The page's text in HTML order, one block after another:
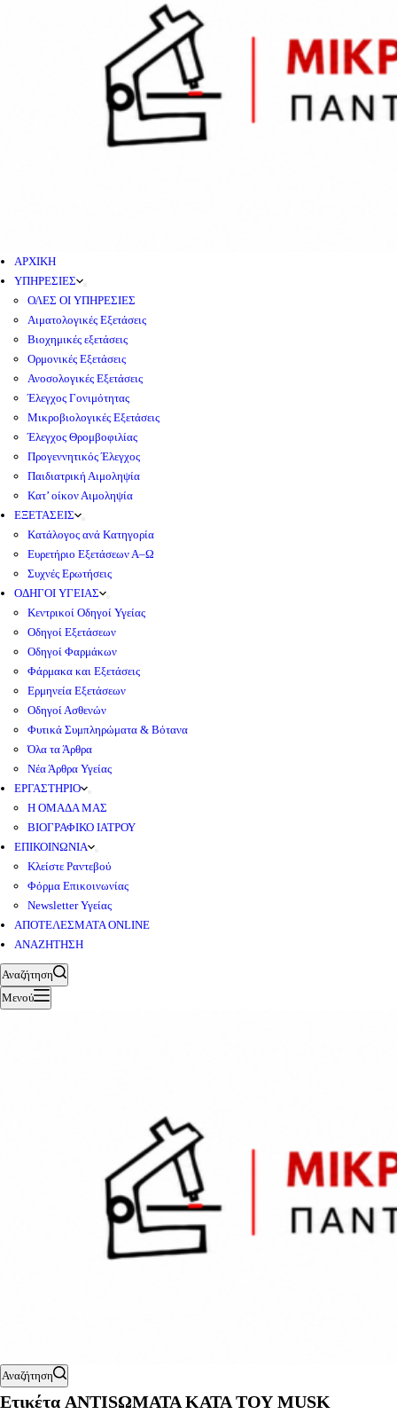
ΑΡΧΙΚΗ
ΥΠΗΡΕΣΙΕΣ
ΟΛΕΣ ΟΙ ΥΠΗΡΕΣΙΕΣ
Αιματολογικές Εξετάσεις
Βιοχημικές εξετάσεις
Ορμονικές Εξετάσεις
Ανοσολογικές Εξετάσεις
Έλεγχος Γονιμότητας
Μικροβιολογικές Εξετάσεις
Έλεγχος Θρομβοφιλίας
Προγεννητικός Έλεγχος
Παιδιατρική Αιμοληψία
Κατ’ οίκον Αιμοληψία
ΕΞΕΤΑΣΕΙΣ
Κατάλογος ανά Κατηγορία
Ευρετήριο Εξετάσεων Α–Ω
Συχνές Ερωτήσεις
ΟΔΗΓΟΙ ΥΓΕΙΑΣ
Κεντρικοί Οδηγοί Υγείας
Οδηγοί Εξετάσεων
Οδηγοί Φαρμάκων
Φάρμακα και Εξετάσεις
Ερμηνεία Εξετάσεων
Οδηγοί Ασθενών
Φυτικά Συμπληρώματα & Βότανα
Όλα τα Άρθρα
Νέα Άρθρα Υγείας
ΕΡΓΑΣΤΗΡΙΟ
Η ΟΜΑΔΑ ΜΑΣ
ΒΙΟΓΡΑΦΙΚΟ ΙΑΤΡΟΥ
ΕΠΙΚΟΙΝΩΝΙΑ
Κλείστε Ραντεβού
Φόρμα Επικοινωνίας
Newsletter Υγείας
ΑΠΟΤΕΛΕΣΜΑΤΑ ONLINE
ΑΝΑΖΗΤΗΣΗ
Αναζήτηση
Μενού
Αναζήτηση
Ετικέτα ANTISΩΜΑΤΑ ΚΑΤΑ ΤΟΥ MUSK